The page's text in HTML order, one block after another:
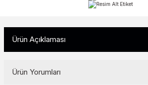
Ürün Açıklaması
Ürün Yorumları